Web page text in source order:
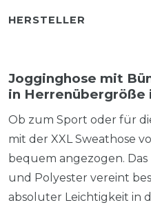
HERSTELLER
Jogginghose mit
in Herrenübergröße
Ob zum Sport oder für
mit der XXL Sweathose
bequem angezogen.
und Polyester vereint
absoluter Leichtigkeit in